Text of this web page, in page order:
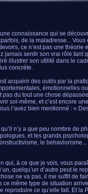
connaissance qui se
de la maladresse... Vous
ce n’est pas une théorie
jamais sentir son vrai rôle tant
illustrer son utilité dans le
concrète.
acquérir des outils par la
émotionnelles
du tout une chose
soi-même, et c’est encore
l’avez bien mentionné : «
n’y a que peu nombre de
et les grands
le behaviorisme...
à ce que je vois, vous
quelqu’un d’autre peut le
ne va pas, il me suffit de
même type de situation
ce qu’elle fait. Et la